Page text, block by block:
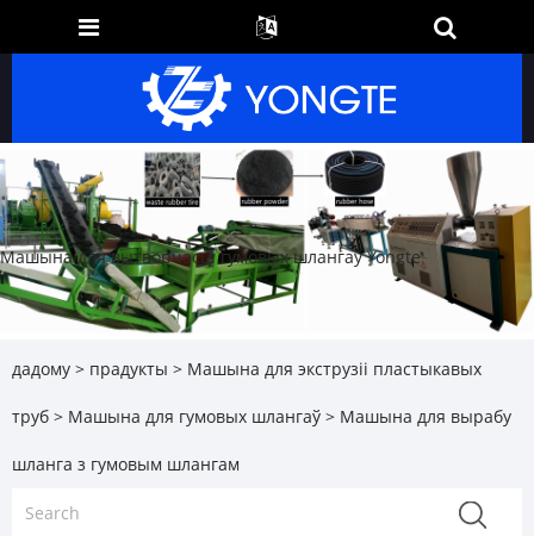
Машына для вытворчасці гумовых шлангаў Yongte
дадому > прадукты > Машына для экструзіі пластыкавых
труб > Машына для гумовых шлангаў > Машына для вырабу
шланга з гумовым шлангам